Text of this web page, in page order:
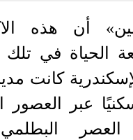
أن هذه
الحياة في تلك
كانت
عبر العصور
البطلمي